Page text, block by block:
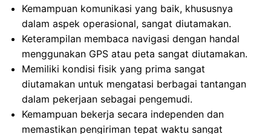
Kemampuan komunikasi yang baik, khususnya
dalam aspek operasional, sangat diutamakan.
Keterampilan membaca navigasi dengan handal
menggunakan GPS atau peta sangat diutamakan.
Memiliki kondisi fisik yang prima sangat
diutamakan untuk mengatasi berbagai tantangan
dalam pekerjaan sebagai pengemudi.
Kemampuan bekerja secara independen dan
memastikan pengiriman tepat waktu sangat